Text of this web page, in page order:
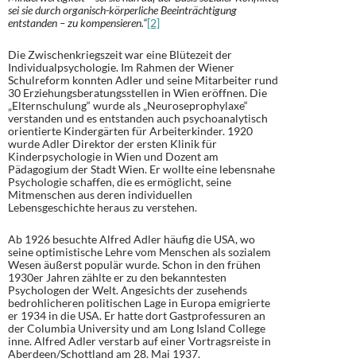
sei sie durch organisch-körperliche Beeinträchtigung
entstanden – zu kompensieren.“[2]
Die Zwischenkriegszeit war eine Blütezeit der
Individualpsychologie. Im Rahmen der Wiener
Schulreform konnten Adler und seine Mitarbeiter rund
30 Erziehungsberatungsstellen in Wien eröffnen. Die
„Elternschulung“ wurde als „Neuroseprophylaxe“
verstanden und es entstanden auch psychoanalytisch
orientierte Kindergärten für Arbeiterkinder. 1920
wurde Adler Direktor der ersten Klinik für
Kinderpsychologie in Wien und Dozent am
Pädagogium der Stadt Wien. Er wollte eine lebensnahe
Psychologie schaffen, die es ermöglicht, seine
Mitmenschen aus deren individuellen
Lebensgeschichte heraus zu verstehen.
Ab 1926 besuchte Alfred Adler häufig die USA, wo
seine optimistische Lehre vom Menschen als sozialem
Wesen äußerst populär wurde. Schon in den frühen
1930er Jahren zählte er zu den bekanntesten
Psychologen der Welt. Angesichts der zusehends
bedrohlicheren politischen Lage in Europa emigrierte
er 1934 in die USA. Er hatte dort Gastprofessuren an
der Columbia University und am Long Island College
inne. Alfred Adler verstarb auf einer Vortragsreiste in
Aberdeen/Schottland am 28. Mai 1937.